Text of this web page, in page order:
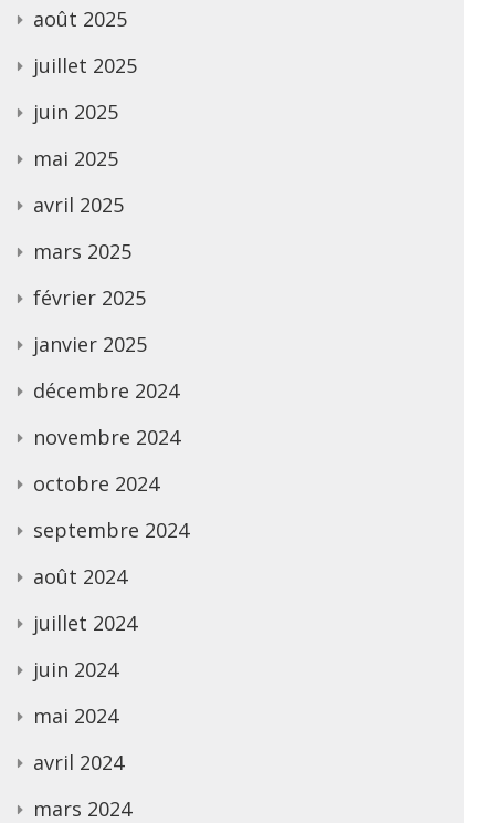
août 2025
juillet 2025
juin 2025
mai 2025
avril 2025
mars 2025
février 2025
janvier 2025
décembre 2024
novembre 2024
octobre 2024
septembre 2024
août 2024
juillet 2024
juin 2024
mai 2024
avril 2024
mars 2024